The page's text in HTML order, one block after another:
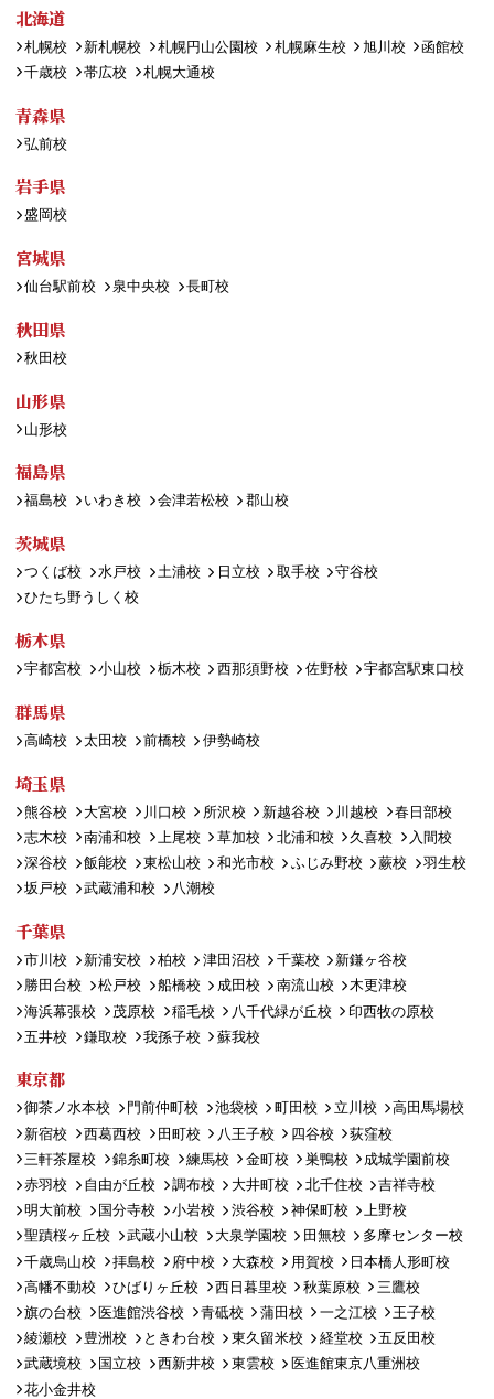
北海道
札幌校 新札幌校 札幌円山公園校 札幌麻生校 旭川校
函館校
千歳校
帯広校 札幌大通校
青森県
弘前校
岩手県
盛岡校
宮城県
仙台駅前校 泉中央校 長町校
秋田県
秋田校
山形県
山形校
福島県
福島校 いわき校 会津若松校 郡山校
茨城県
つくば校 水戸校 土浦校 日立校 取手校
守谷校
ひたち野うしく校
栃木県
宇都宮校 小山校 栃木校 西那須野校 佐野校 宇都宮駅東口校
群馬県
高崎校 太田校 前橋校 伊勢崎校
埼玉県
熊谷校 大宮校 川口校 所沢校 新越谷校 川越校
春日部校
志木校
南浦和校 上尾校 草加校 北浦和校 久喜校
入間校
深谷校
飯能校 東松山校 和光市校 ふじみ野校 蕨校
羽生校
坂戸校
武蔵浦和校 八潮校
千葉県
市川校 新浦安校 柏校 津田沼校 千葉校
新鎌ヶ谷校
勝田台校
松戸校 船橋校 成田校 南流山校
木更津校
海浜幕張校
茂原校 稲毛校 八千代緑が丘校
印西牧の原校
五井校
鎌取校 我孫子校 蘇我校
東京都
御茶ノ水本校 門前仲町校 池袋校 町田校 立川校
高田馬場校
新宿校
西葛西校 田町校 八王子校 四谷校
荻窪校
三軒茶屋校
錦糸町校 練馬校 金町校 巣鴨校
成城学園前校
赤羽校
自由が丘校 調布校 大井町校 北千住校
吉祥寺校
明大前校
国分寺校 小岩校 渋谷校 神保町校
上野校
聖蹟桜ヶ丘校
武蔵小山校 大泉学園校 田無校
多摩センター校
千歳烏山校
拝島校 府中校 大森校 用賀校
日本橋人形町校
高幡不動校
ひばりヶ丘校 西日暮里校 秋葉原校
三鷹校
旗の台校
医進館渋谷校 青砥校 蒲田校 一之江校
王子校
綾瀬校
豊洲校 ときわ台校 東久留米校 経堂校
五反田校
武蔵境校
国立校 西新井校 東雲校
医進館東京八重洲校
花小金井校